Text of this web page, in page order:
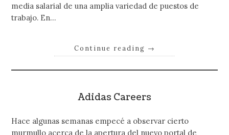
media salarial de una amplia variedad de puestos de
trabajo. En…
Continue reading →
Adidas Careers
Hace algunas semanas empecé a observar cierto
murmullo acerca de la apertura del nuevo portal de